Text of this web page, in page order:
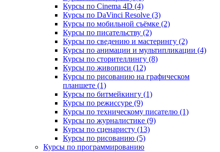
Курсы по Cinema 4D (4)
Курсы по DaVinci Resolve (3)
Курсы по мобильной съёмке (2)
Курсы по писательству (2)
Курсы по сведению и мастерингу (2)
Курсы по анимации и мультипликации (4)
Курсы по сторителлингу (8)
Курсы по живописи (12)
Курсы по рисованию на графическом
планшете (1)
Курсы по битмейкингу (1)
Курсы по режиссуре (9)
Курсы по техническому писателю (1)
Курсы по журналистике (9)
Курсы по сценаристу (13)
Курсы по рисованию (5)
Курсы по программированию